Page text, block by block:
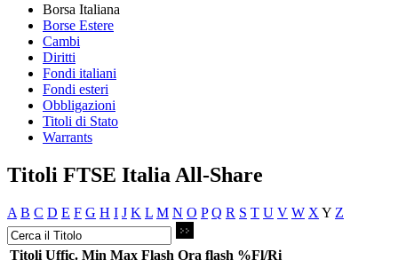
Borsa Italiana
Borse Estere
Cambi
Diritti
Fondi italiani
Fondi esteri
Obbligazioni
Titoli di Stato
Warrants
Titoli FTSE Italia All-Share
A B C D E F G H I J K L M N O P Q R S T U V W X Y Z
Titoli Uffic. Min Max Flash Ora flash %Fl/Ri